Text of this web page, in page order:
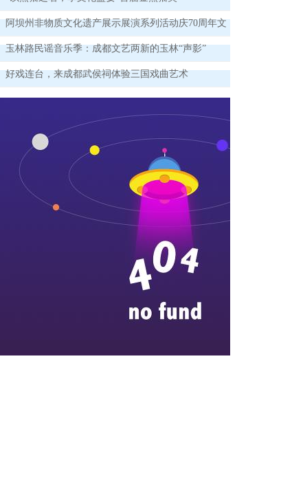
阿坝州非物质文化遗产展示展演系列活动庆70周年文
化自信彰显民族风采
玉林路民谣音乐季：成都文艺两新的玉林“声影”
好戏连台，来成都武侯祠体验三国戏曲艺术